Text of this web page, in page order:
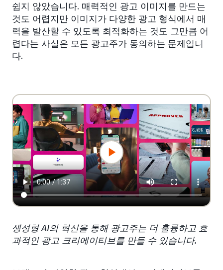
쉽지 않았습니다. 매력적인 광고 이미지를 만드는
것도 어렵지만 이미지가 다양한 광고 형식에서 매
력을 발산할 수 있도록 최적화하는 것도 그만큼 어
렵다는 사실은 모든 광고주가 동의하는 문제입니
다.
생성형 AI의 혁신을 통해 광고주는 더 훌륭하고 효
과적인 광고 크리에이티브를 만들 수 있습니다.